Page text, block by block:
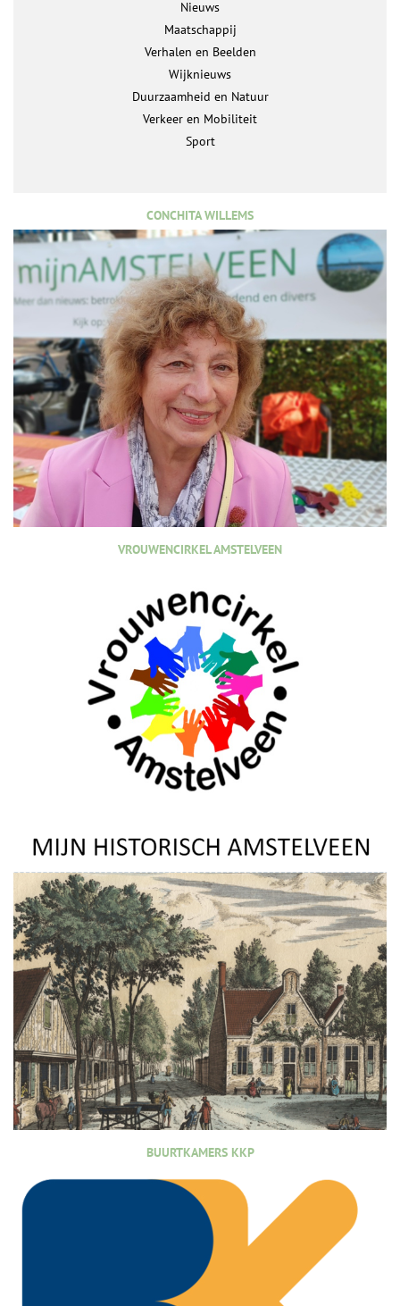
Nieuws
Maatschappij
Verhalen en Beelden
Wijknieuws
Duurzaamheid en Natuur
Verkeer en Mobiliteit
Sport
CONCHITA WILLEMS
VROUWENCIRKEL AMSTELVEEN
BUURTKAMERS KKP